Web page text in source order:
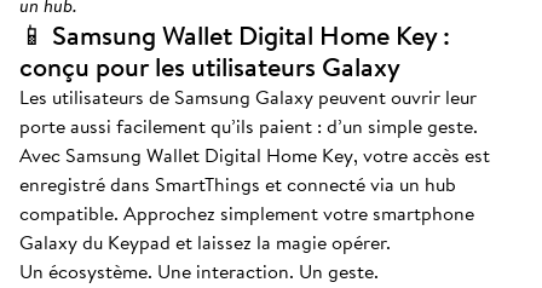
📱 Samsung Wallet Digital Home Key :
conçu pour les utilisateurs Galaxy
Les utilisateurs de Samsung Galaxy peuvent ouvrir leur
porte aussi facilement qu’ils paient : d’un simple geste.
Avec Samsung Wallet Digital Home Key, votre accès est
enregistré dans SmartThings et connecté via un hub
compatible. Approchez simplement votre smartphone
Galaxy du Keypad et laissez la magie opérer.
Un écosystème. Une interaction. Un geste.